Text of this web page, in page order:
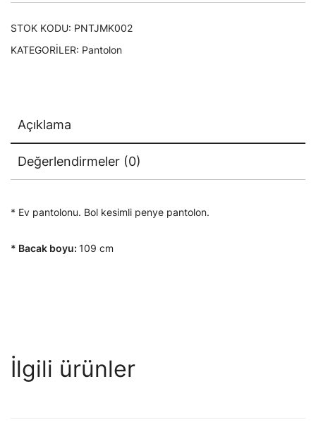
STOK KODU: PNTJMK002
KATEGORILER: Pantolon
Açıklama
Değerlendirmeler (0)
* Ev pantolonu. Bol kesimli penye pantolon.
* Bacak boyu: 109 cm
İlgili ürünler